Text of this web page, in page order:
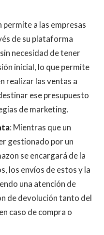
permite a las empresas
de su plataforma
necesidad de tener
inicial, lo que permite
realizar las ventas a
ese presupuesto
de marketing.
: Mientras que un
gestionado por un
se encargará de la
los envíos de estos y la
una atención de
de devolución tanto del
caso de compra o